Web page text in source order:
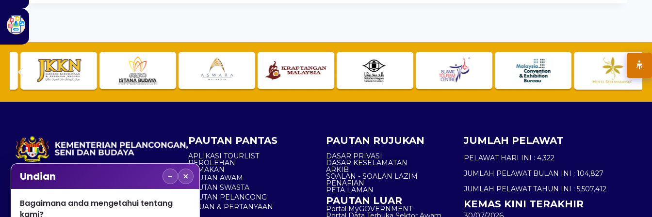
No. 2, Menara 1, Jalan P5/6, Presint 5,
+603 8000 8000
PAUTAN PANTAS
APLIKASI TOURLIST
PEROLEHAN
SEMAKAN
PAUTAN AWAM
PAUTAN SWASTA
PAUTAN PELANCONG
ADUAN & PERTANYAAN
PAUTAN RUJUKAN
DASAR PRIVASI
DASAR KESELAMATAN
ARKIB
SOALAN - SOALAN LAZIM
PENAFIAN
PETA LAMAN
PAUTAN LUAR
Portal MyGOVERNMENT
JUMLAH PELAWAT
PELAWAT HARI INI : 4,322
JUMLAH PELAWAT BULAN INI : 104,827
JUMLAH PELAWAT TAHUN INI : 5,507,412
KEMAS KINI TERAKHIR
Undian − ×
Bagaimana anda mengetahui tentang
kami?